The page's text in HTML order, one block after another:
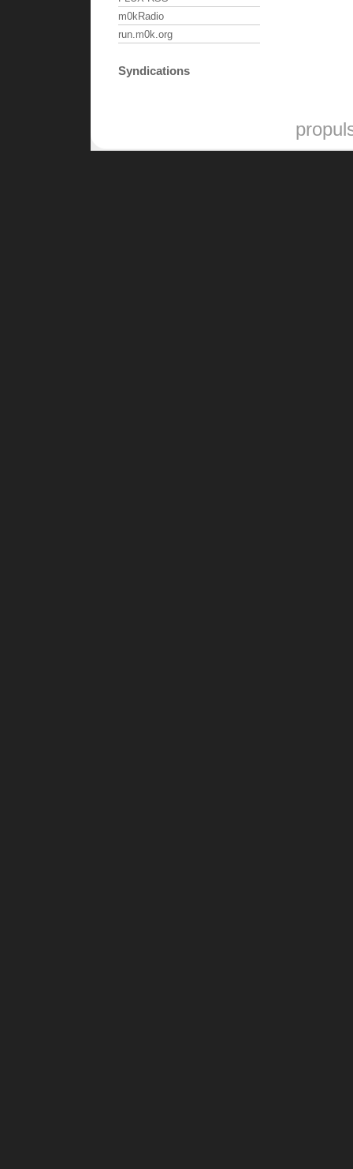
m0kRadio
run.m0k.org
Syndications